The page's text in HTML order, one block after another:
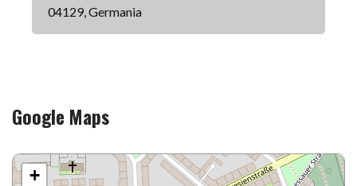
04129, Germania
Google Maps
+